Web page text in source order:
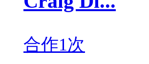
合作1次